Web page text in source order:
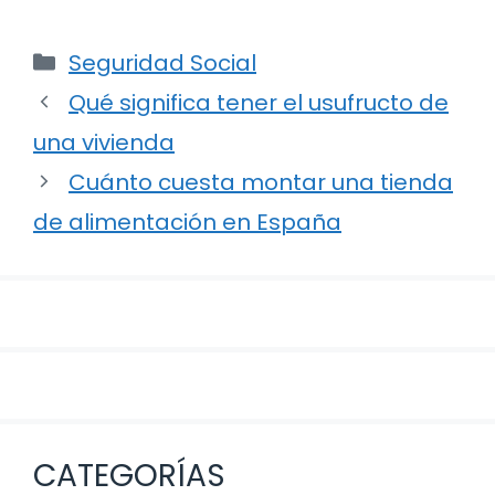
Categorías
Seguridad Social
Navegación
de
entradas
Qué significa tener el usufructo de
una vivienda
Cuánto cuesta montar una tienda
de alimentación en España
CATEGORÍAS